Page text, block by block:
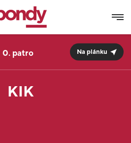
KIK
0. Na plánku